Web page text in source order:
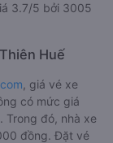
3.7/5 bởi 3005
Huế
, giá vé xe
có mức giá
đó, nhà xe
đồng. Đặt vé